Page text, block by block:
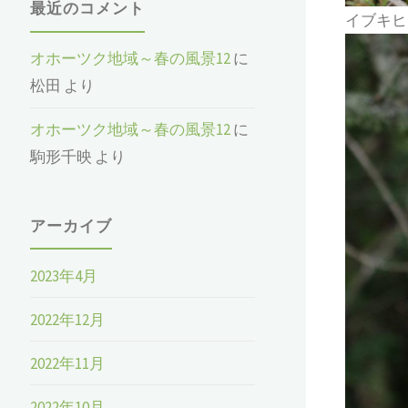
イブキ
最近のコメント
オホーツク地域～春の風景12に
松田 より
オホーツク地域～春の風景12に
駒形千映 より
アーカイブ
2023年4月
2022年12月
2022年11月